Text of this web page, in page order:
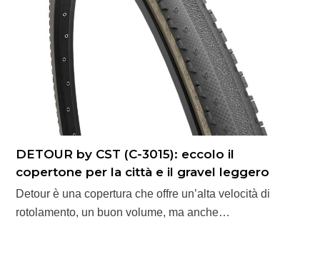
DETOUR by CST (C-3015): eccolo il
copertone per la città e il gravel leggero
Detour è una copertura che offre un’alta velocità di
rotolamento, un buon volume, ma anche…